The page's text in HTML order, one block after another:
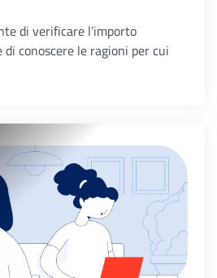
di verificare l’importo
conoscere le ragioni per cui